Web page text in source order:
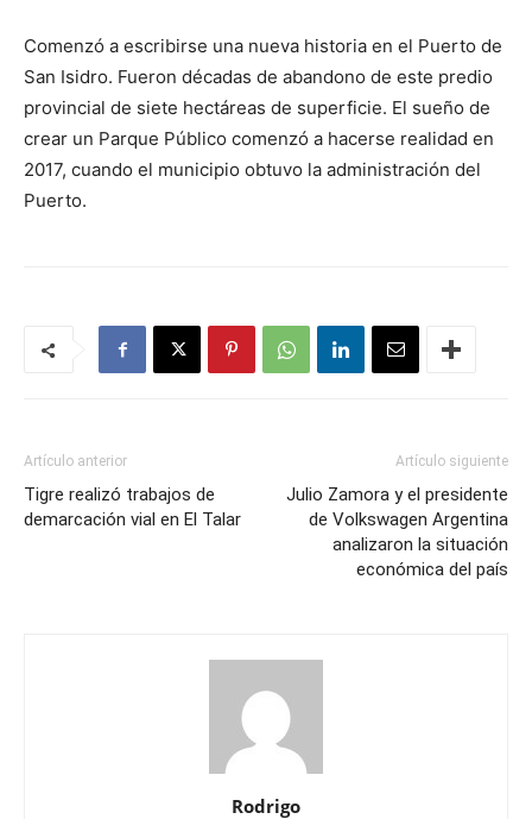
Comenzó a escribirse una nueva historia en el Puerto de
San Isidro. Fueron décadas de abandono de este predio
provincial de siete hectáreas de superficie. El sueño de
crear un Parque Público comenzó a hacerse realidad en
2017, cuando el municipio obtuvo la administración del
Puerto.
Artículo anterior
Tigre realizó trabajos de
demarcación vial en El Talar
Artículo siguiente
Julio Zamora y el presidente
de Volkswagen Argentina
analizaron la situación
económica del país
Rodrigo